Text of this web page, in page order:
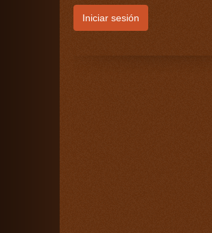
Iniciar sesión